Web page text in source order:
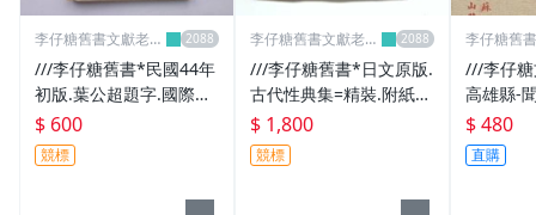
李仔糖舊書文獻老照
///李仔糖舊書*民國44年
初版.葉公超題字.國際禮
儀.張仲仁著兼發行人(k5
05)
$ 600
競標
李仔糖舊書文獻老照
///李仔糖舊書*日文原版.
古代性典集=精裝.附紙盒
(k331)
$ 1,800
競標
李仔糖舊
///李仔
高雄縣-
共1張
$ 480
直購